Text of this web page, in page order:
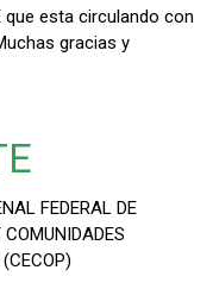
que esta circulando con
gracias y
FEDERAL DE